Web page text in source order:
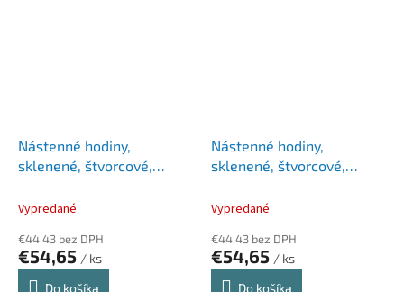
Nástenné hodiny,
sklenené, štvorcové,
teplá žltá
Vypredané
€44,43 bez DPH
€54,65 / ks
Do košíka
Nástenné hodiny,
sklenené, štvorcové,
zamatová sivá
Vypredané
€44,43 bez DPH
€54,65 / ks
Do košíka